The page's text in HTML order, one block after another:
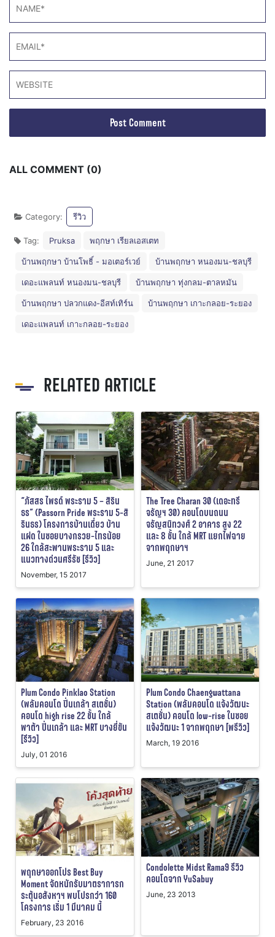
ALL COMMENT (0)
Category: รีวิว
Tag: Pruksa พฤกษา เรียลเอสเตท
บ้านพฤกษา บ้านโพธิ์ - มอเตอร์เวย์ บ้านพฤกษา หนองมน-ชลบุรี
เดอะแพลนท์ หนองมน-ชลบุรี บ้านพฤกษา ทุ่งกลม-ตาลหมัน
บ้านพฤกษา ปลวกแดง-อีสท์เทิร์น บ้านพฤกษา เกาะกลอย-ระยอง
เดอะแพลนท์ เกาะกลอย-ระยอง
RELATED ARTICLE
“ภัสสร ไพรด์ พระราม 5 – สิริน
ธร” (Passorn Pride พระราม 5-สิ
รินธร) โครงการบ้านเดี่ยว บ้าน
แฝด ในซอยบางกรวย-ไทรน้อย
26 ใกล้สะพานพระราม 5 และ
แนวทางด่วนศรีรัช [รีวิว]
November, 15 2017
The Tree Charan 30 (เดอะทรี
จรัญฯ 30) คอนโดบนถนน
จรัญสนิทวงศ์ 2 อาคาร สูง 22
และ 8 ชั้น ใกล้ MRT แยกไฟฉาย
จากพฤกษาฯ
June, 21 2017
Plum Condo Pinklao Station
(พลัมคอนโด ปิ่นเกล้า สเตชั่น)
คอนโด high rise 22 ชั้น ใกล้
พาต้า ปิ่นเกล้า และ MRT บางยี่ขัน
[รีวิว]
July, 01 2016
Plum Condo Chaengwattana
Station (พลัมคอนโด แจ้งวัฒนะ
สเตชั่น) คอนโด low-rise ในซอย
แจ้งวัฒนะ 1 จากพฤกษา [พรีวิว]
March, 19 2016
พฤกษาออกโปร Best Buy
Moment จัดหนักรับมาตราการก
ระตุ้นอสังหาฯ พบโปรกว่า 160
โครงการ เริ่ม 1 มีนาคม นี้
February, 23 2016
Condolette Midst Rama9 รีวิว
คอนโดจาก YuSabuy
June, 23 2013